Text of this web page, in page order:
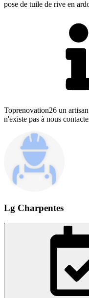
pose de tuile de rive en
Toprenovation26 un
n'existe pas à nous
Lg Charpentes